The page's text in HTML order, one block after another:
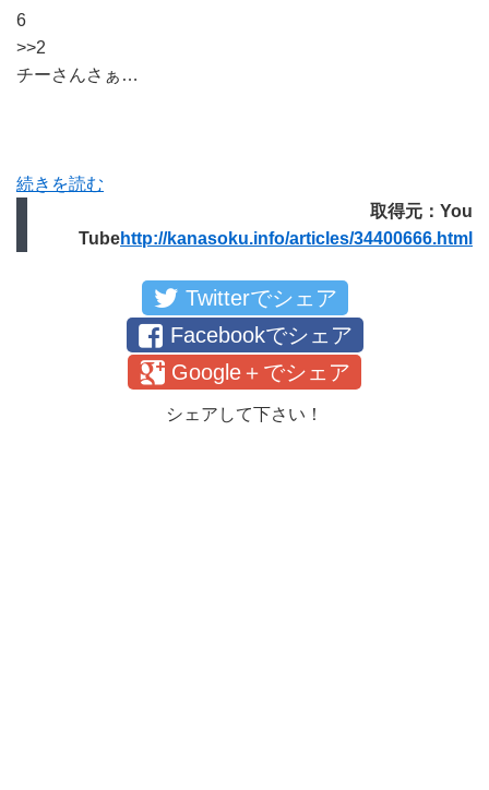
6
>>2
チーさんさぁ…
続きを読む
取得元：You
Tubehttp://kanasoku.info/articles/34400666.html
Twitterでシェア
Facebookでシェア
Google＋でシェア
シェアして下さい！